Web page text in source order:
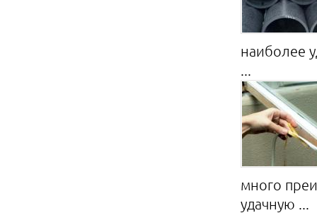
наиболее
...
много
удачную ...